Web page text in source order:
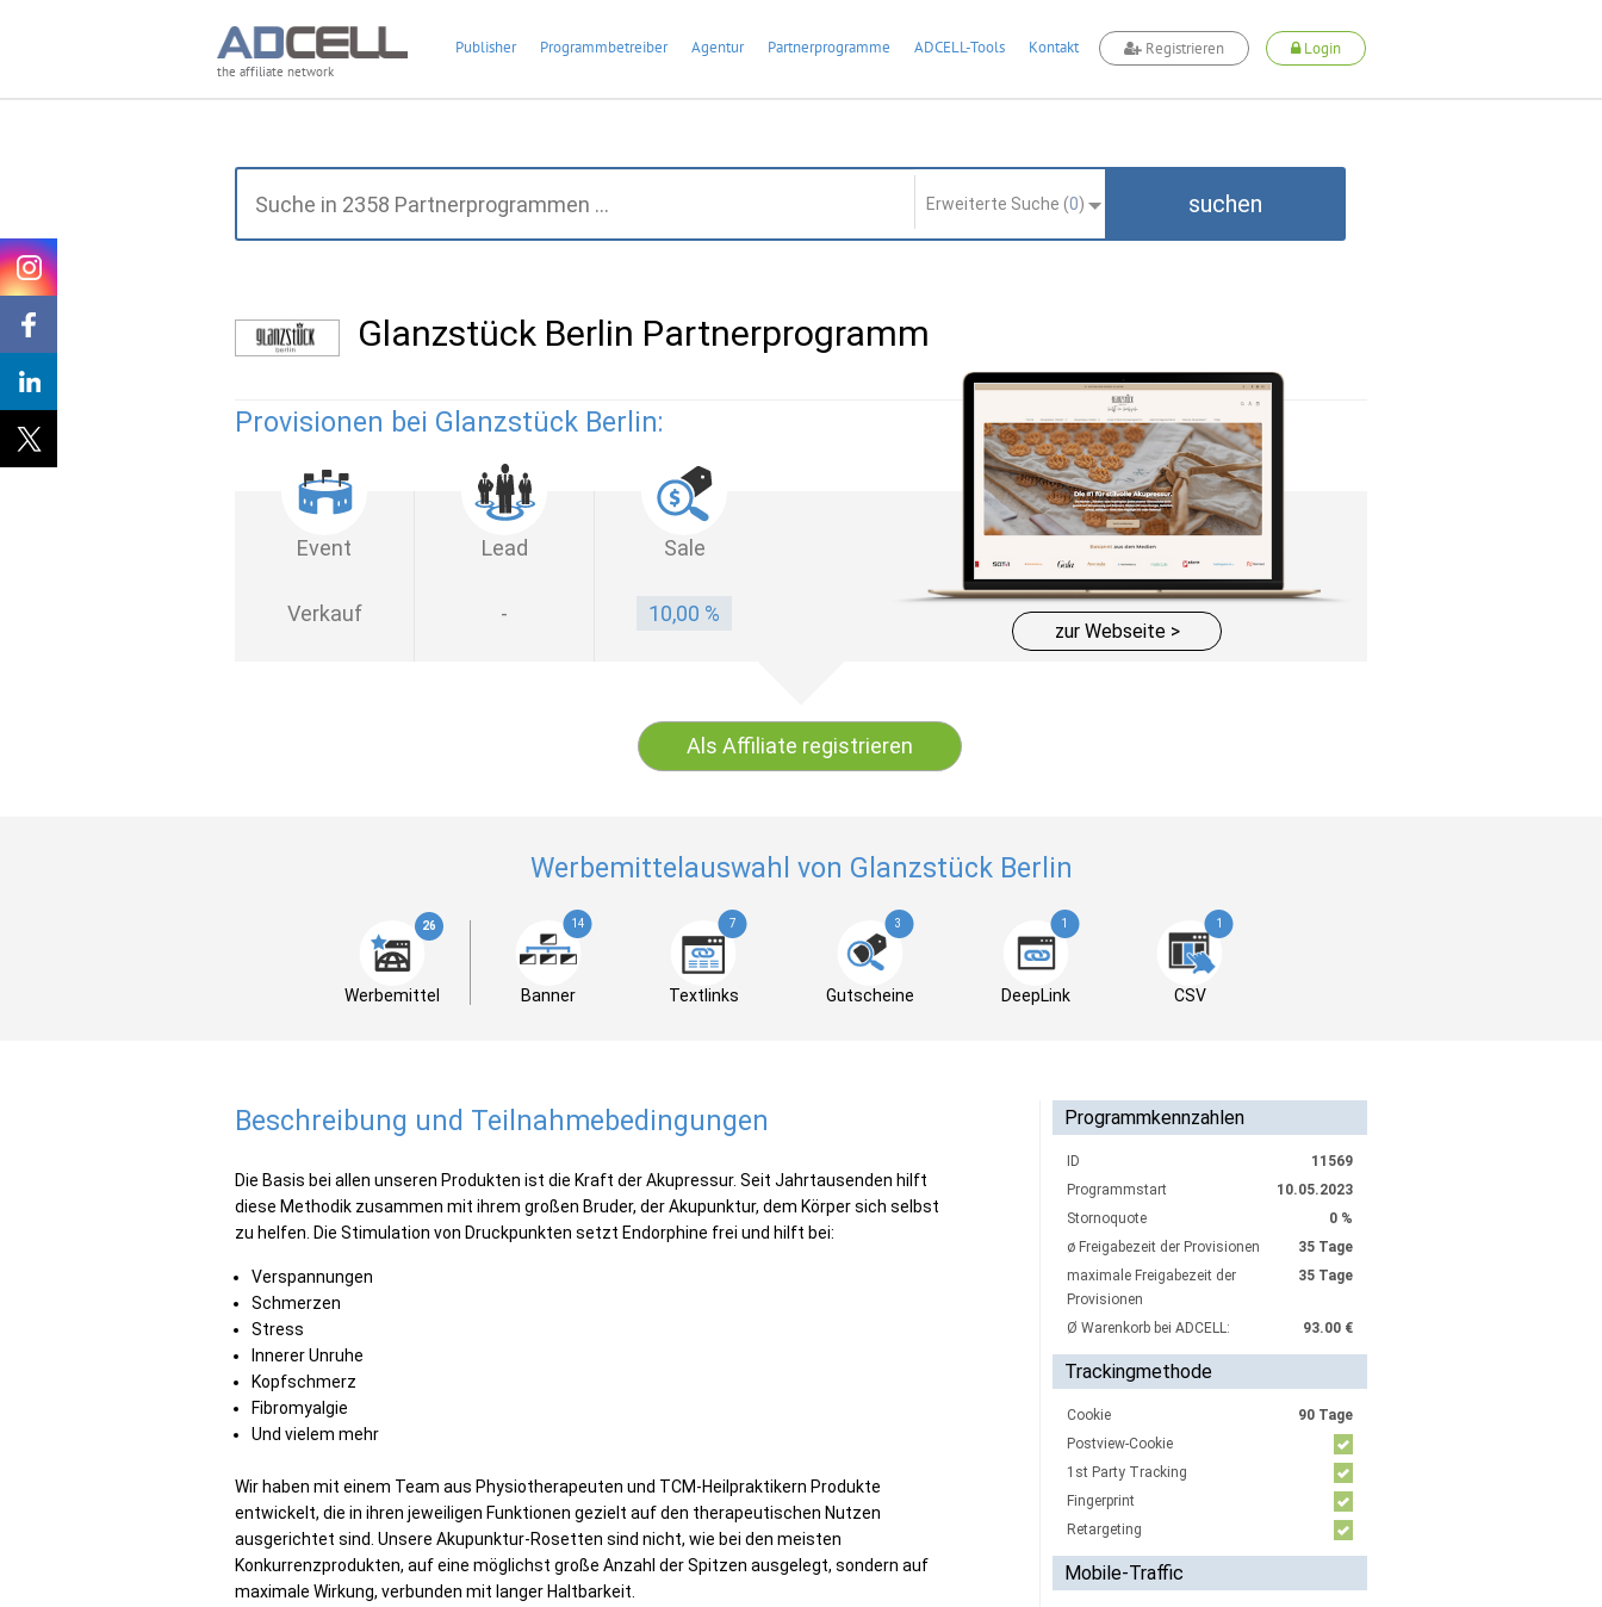
the affiliate network
Publisher Programmbetreiber Agentur Partnerprogramme ADCELL-Tools Kontakt Registrieren Login
Erweiterte Suche (0) suchen
Glanzstück Berlin Partnerprogramm
Provisionen bei Glanzstück Berlin:
Event Lead Sale
Verkauf - 10,00 %
zur Webseite >
Als Affiliate registrieren
Werbemittelauswahl von Glanzstück Berlin
26
Werbemittel
14
Banner
7
Textlinks
3
Gutscheine
1
DeepLink
1
CSV
Beschreibung und Teilnahmebedingungen
Die Basis bei allen unseren Produkten ist die Kraft der Akupressur. Seit Jahrtausenden hilft
diese Methodik zusammen mit ihrem großen Bruder, der Akupunktur, dem Körper sich selbst
zu helfen. Die Stimulation von Druckpunkten setzt Endorphine frei und hilft bei:
Verspannungen
Schmerzen
Stress
Innerer Unruhe
Kopfschmerz
Fibromyalgie
Und vielem mehr
Wir haben mit einem Team aus Physiotherapeuten und TCM-Heilpraktikern Produkte
entwickelt, die in ihren jeweiligen Funktionen gezielt auf den therapeutischen Nutzen
ausgerichtet sind. Unsere Akupunktur-Rosetten sind nicht, wie bei den meisten
Konkurrenzprodukten, auf eine möglichst große Anzahl der Spitzen ausgelegt, sondern auf
maximale Wirkung, verbunden mit langer Haltbarkeit.
Programmkennzahlen
ID
11569
Programmstart
10.05.2023
Stornoquote
0 %
ø Freigabezeit der Provisionen
35 Tage
maximale Freigabezeit der
Provisionen
35 Tage
Ø Warenkorb bei ADCELL: 93.00 €
Trackingmethode
Cookie
90 Tage
Postview-Cookie
1st Party Tracking
Fingerprint
Retargeting
Mobile-Traffic